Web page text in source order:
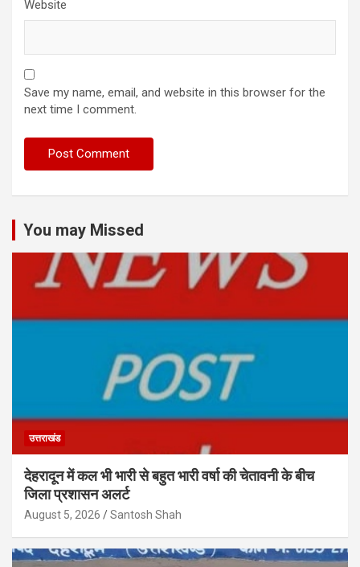
Website
Save my name, email, and website in this browser for the
next time I comment.
You may Missed
उत्तराखंड
देहरादून में कल भी भारी से बहुत भारी वर्षा की चेतावनी के बीच
जिला प्रशासन अलर्ट
August 5, 2026 Santosh Shah